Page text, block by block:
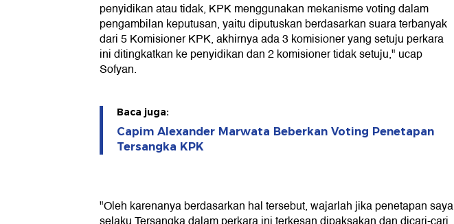
penyidikan atau tidak, KPK menggunakan mekanisme voting dalam
pengambilan keputusan, yaitu diputuskan berdasarkan suara terbanyak
dari 5 Komisioner KPK, akhirnya ada 3 komisioner yang setuju perkara
ini ditingkatkan ke penyidikan dan 2 komisioner tidak setuju," ucap
Sofyan.
Baca juga:
Capim Alexander Marwata Beberkan Voting Penetapan
Tersangka KPK
"Oleh karenanya berdasarkan hal tersebut, wajarlah jika penetapan saya